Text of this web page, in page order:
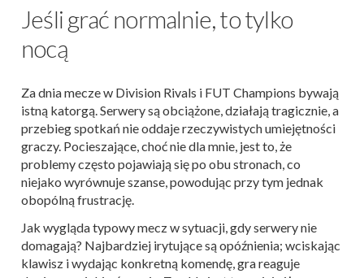
Jeśli grać normalnie, to tylko
nocą
Za dnia mecze w Division Rivals i FUT Champions bywają
istną katorgą. Serwery są obciążone, działają tragicznie, a
przebieg spotkań nie oddaje rzeczywistych umiejętności
graczy. Pocieszające, choć nie dla mnie, jest to, że
problemy często pojawiają się po obu stronach, co
niejako wyrównuje szanse, powodując przy tym jednak
obopólną frustrację.
Jak wygląda typowy mecz w sytuacji, gdy serwery nie
domagają? Najbardziej irytujące są opóźnienia; wciskając
klawisz i wydając konkretną komendę, gra reaguje